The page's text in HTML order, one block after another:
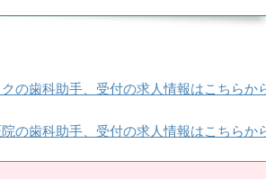
の歯科助手、受付の求人情報はこちらか
の歯科助手、受付の求人情報はこちらか